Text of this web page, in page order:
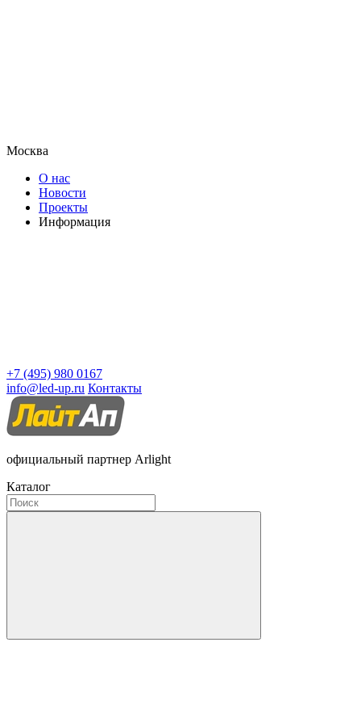
Москва
О нас
Новости
Проекты
Информация
+7 (495) 980 0167
info@led-up.ru Контакты
официальный партнер Arlight
Каталог